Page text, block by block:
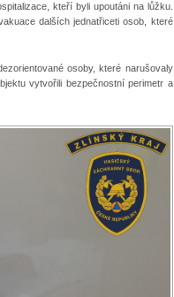
kteří byli upoutáni na lůžku.
dalších jednatřiceti osob, které
osoby, které narušovaly
vytvořili bezpečnostní perimetr a